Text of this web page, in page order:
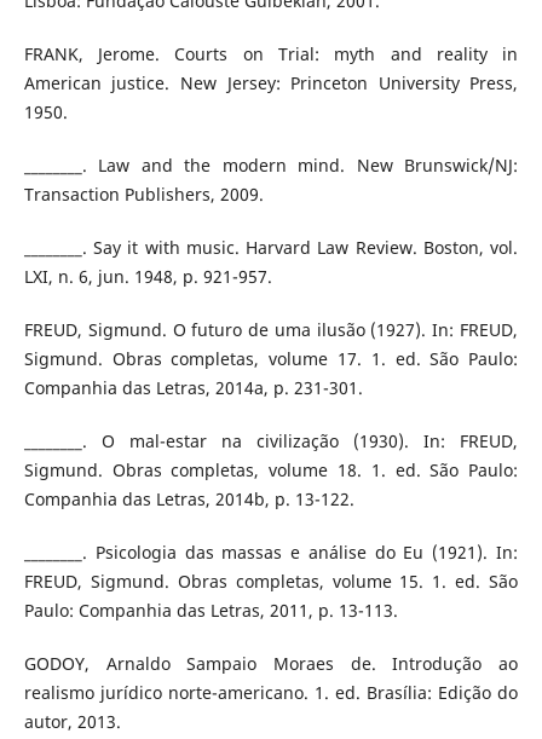
FRANK, Jerome. Courts on Trial: myth and reality in
American justice. New Jersey: Princeton University Press,
1950.
________. Law and the modern mind. New Brunswick/NJ:
Transaction Publishers, 2009.
________. Say it with music. Harvard Law Review. Boston, vol.
LXI, n. 6, jun. 1948, p. 921-957.
FREUD, Sigmund. O futuro de uma ilusão (1927). In: FREUD,
Sigmund. Obras completas, volume 17. 1. ed. São Paulo:
Companhia das Letras, 2014a, p. 231-301.
________. O mal-estar na civilização (1930). In: FREUD,
Sigmund. Obras completas, volume 18. 1. ed. São Paulo:
Companhia das Letras, 2014b, p. 13-122.
________. Psicologia das massas e análise do Eu (1921). In:
FREUD, Sigmund. Obras completas, volume 15. 1. ed. São
Paulo: Companhia das Letras, 2011, p. 13-113.
GODOY, Arnaldo Sampaio Moraes de. Introdução ao
realismo jurídico norte-americano. 1. ed. Brasília: Edição do
autor, 2013.